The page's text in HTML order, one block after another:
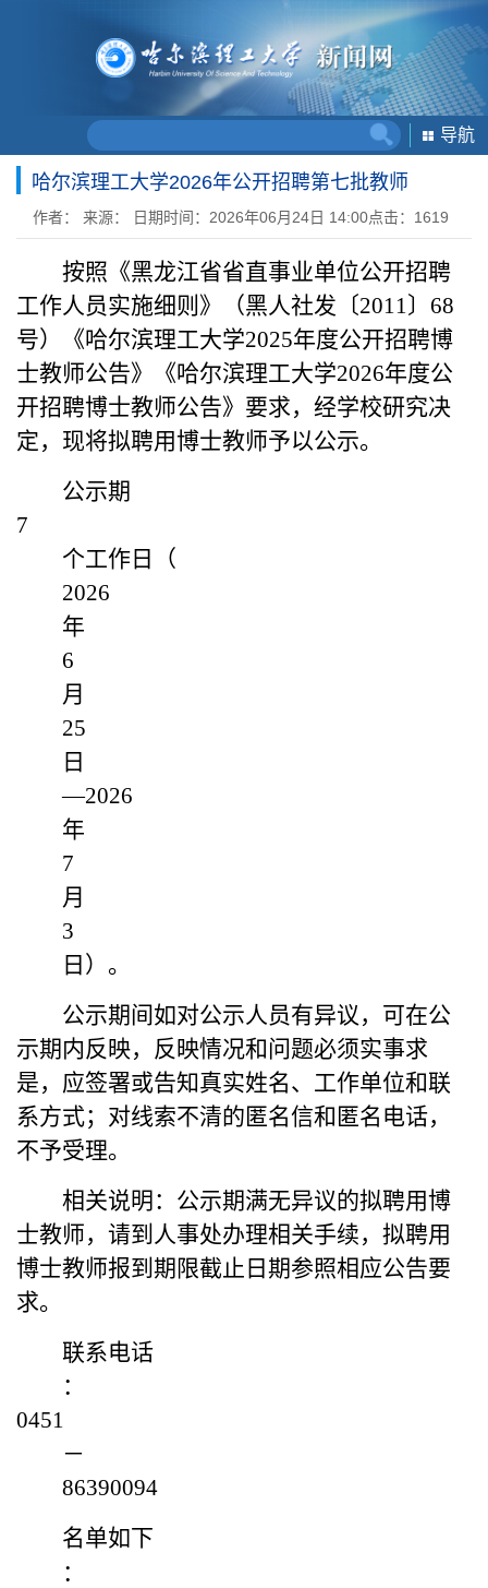
导航
哈尔滨理工大学2026年公开招聘第七批教师
作者： 来源： 日期时间：2026年06月24日 14:00点击： 1619
按照《黑龙江省省直事业单位公开招聘
工作人员实施细则》（黑人社发〔2011〕68
号）《哈尔滨理工大学2025年度公开招聘博
士教师公告》《哈尔滨理工大学2026年度公
开招聘博士教师公告》要求，经学校研究决
定，现将拟聘用博士教师予以公示。
公示期
7
个工作日（
2026
年
6
月
25
日
—2026
年
7
月
3
日）。
公示期间如对公示人员有异议，可在公
示期内反映，反映情况和问题必须实事求
是，应签署或告知真实姓名、工作单位和联
系方式；对线索不清的匿名信和匿名电话，
不予受理。
相关说明：公示期满无异议的拟聘用博
士教师，请到人事处办理相关手续，拟聘用
博士教师报到期限截止日期参照相应公告要
求。
联系电话
：
0451
－
86390094
名单如下
：